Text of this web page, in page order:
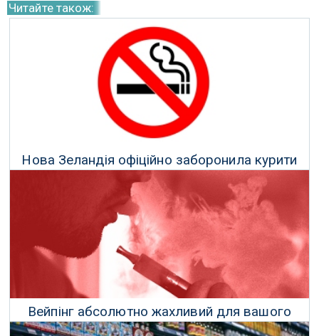
Читайте також:
Нова Зеландія офіційно заборонила курити
всім, хто народився після 2008 року
16 Грудня 2022 р.
Вейпінг абсолютно жахливий для вашого
серця